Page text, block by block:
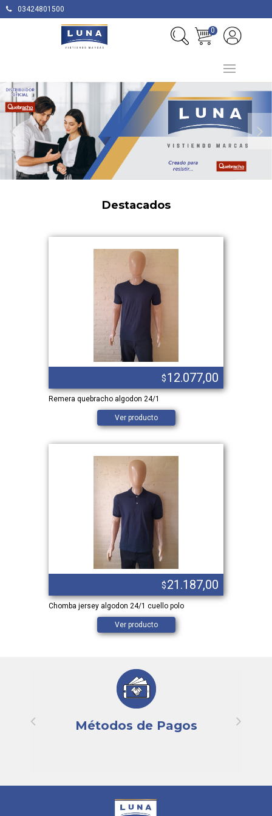
03424801500
0
Destacados
$12.077,00
Remera quebracho algodon 24/1
Ver producto
$21.187,00
Chomba jersey algodon 24/1 cuello polo
Ver producto
Métodos de Pagos